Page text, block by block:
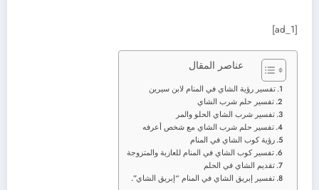
[ad_1]
عناصر المقال
تفسير رؤية الشاي في المنام لابن سيرين
تفسير حلم شرب الشاي
تفسير شرب الشاي الحلو والمر
تفسير حلم شرب الشاي مع شخص أعرفه
رؤية كوب الشاي في المنام
تفسير كوب الشاي في المنام للعازبة والمتزوجة
تقديم الشاي في الحلم
تفسير إبريق الشاي في المنام “إبريق الشاي”.